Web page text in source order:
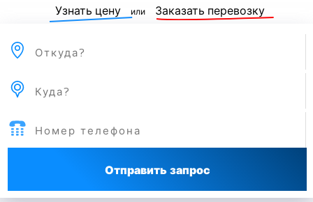
Узнать цену или Заказать перевозку
Отправить запрос